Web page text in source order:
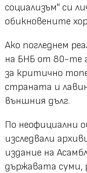
социализъм" си
обикновените
Ако погледнем
на БНБ от 80-те
за критично
страната и
външния дълг.
По неофициални
изследвали
издание на
държавата суми,